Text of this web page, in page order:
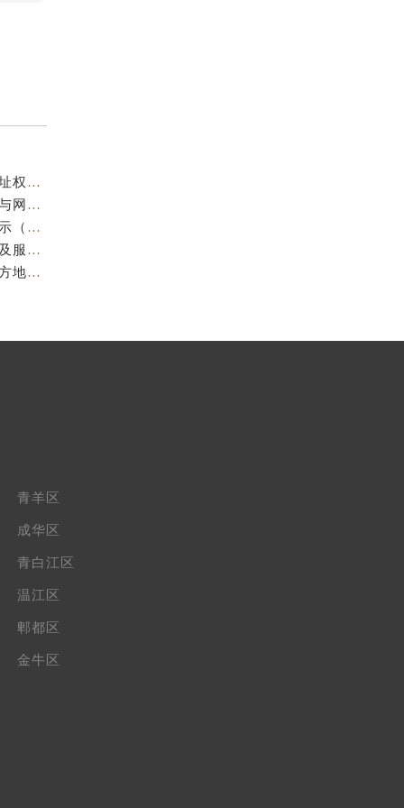
成都欧米茄官方售后服务中心｜服务热线及全部官方地址权威信息公示（2026年7月最新）
亲身到店探访成都欧米茄官方售后服务中心｜最新电话与网点地址（2026年7月最新）
成都欧米茄维修保养地址电话专业售后服务中心权威公示（2026年7月最新）
亲身到店探访成都欧米茄官方售后服务中心｜最新地址及服务热线（2026年7月最新）
成都欧米茄官方售后服务中心｜最新服务电话及全部官方地址权威信息公示（2026年7月最新）
青羊区
成华区
青白江区
温江区
郫都区
金牛区